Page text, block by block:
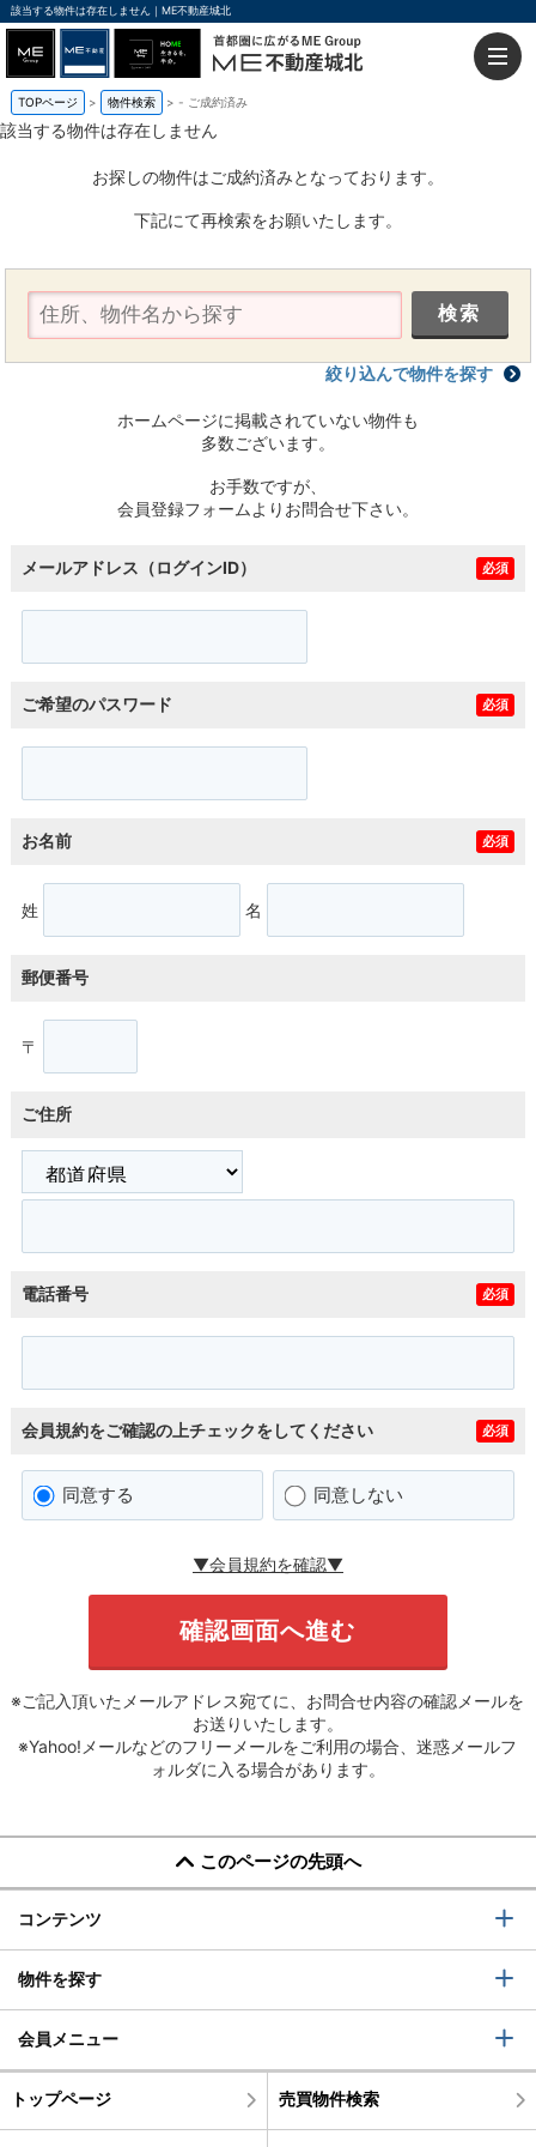
該当する物件は存在しません｜ME不動産城北
TOPページ 物件検索 - ご成約済み
該当する物件は存在しません
お探しの物件はご成約済みとなっております。
下記にて再検索をお願いたします。
絞り込んで物件を探す
ホームページに掲載されていない物件も
多数ございます。
お手数ですが、
会員登録フォームよりお問合せ下さい。
メールアドレス（ログインID） 必須
ご希望のパスワード 必須
お名前 必須
姓 名
郵便番号
〒
ご住所
電話番号 必須
会員規約をご確認の上チェックをしてください 必須
同意する 同意しない
▼会員規約を確認▼
※ご記入頂いたメールアドレス宛てに、お問合せ内容の確認メールを
お送りいたします。
※Yahoo!メールなどのフリーメールをご利用の場合、迷惑メールフ
ォルダに入る場合があります。
このページの先頭へ
コンテンツ
物件を探す
会員メニュー
トップページ 売買物件検索